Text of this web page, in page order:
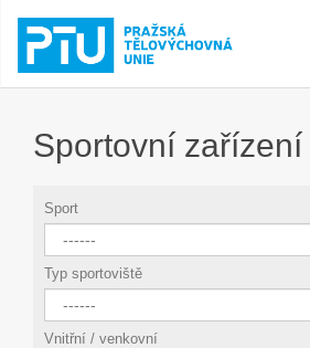
Sportovní zařízení
Sport
Typ sportoviště
Vnitřní / venkovní